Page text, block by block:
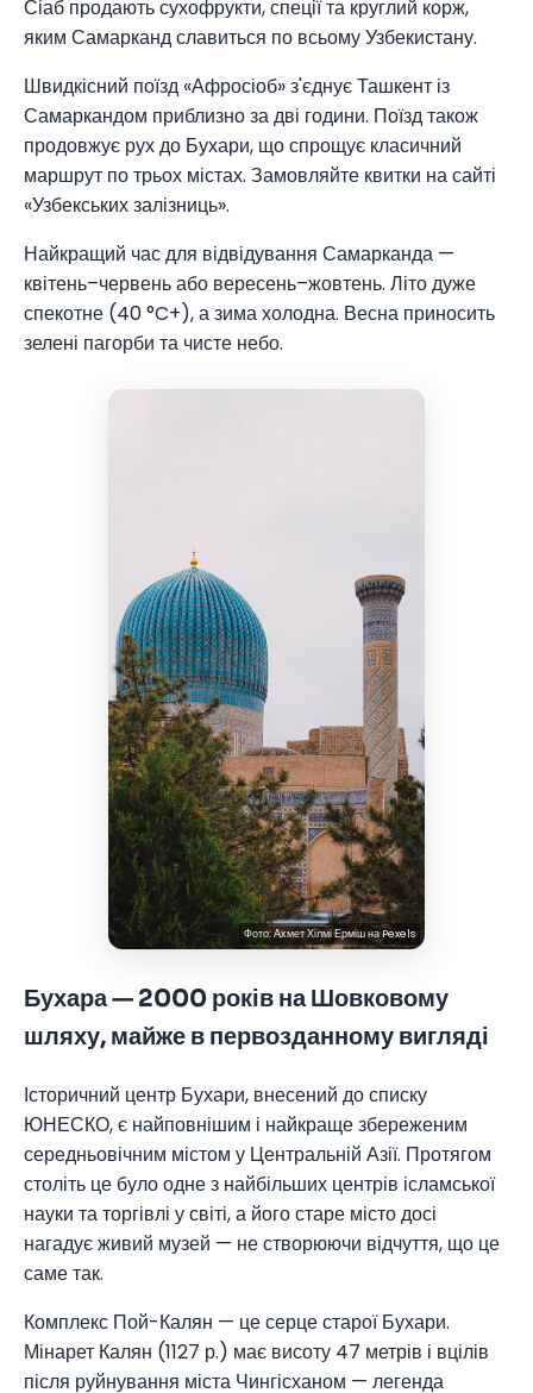
Сіаб продають сухофрукти, спеції та круглий корж,
яким Самарканд славиться по всьому Узбекистану.
Швидкісний поїзд «Афросіоб» з'єднує Ташкент із
Самаркандом приблизно за дві години. Поїзд також
продовжує рух до Бухари, що спрощує класичний
маршрут по трьох містах. Замовляйте квитки на сайті
«Узбекських залізниць».
Найкращий час для відвідування Самарканда —
квітень–червень або вересень–жовтень. Літо дуже
спекотне (40 °C+), а зима холодна. Весна приносить
зелені пагорби та чисте небо.
Фото:Ахмет Хілмі ЕрмішнаPexels
Бухара — 2000 років на Шовковому
шляху, майже в первозданному вигляді
Історичний центр Бухари, внесений до списку
ЮНЕСКО, є найповнішим і найкраще збереженим
середньовічним містом у Центральній Азії. Протягом
століть це було одне з найбільших центрів ісламської
науки та торгівлі у світі, а його старе місто досі
нагадує живий музей — не створюючи відчуття, що це
саме так.
Комплекс Пой-Калян — це серце старої Бухари.
Мінарет Калян (1127 р.) має висоту 47 метрів і вцілів
після руйнування міста Чингісханом — легенда